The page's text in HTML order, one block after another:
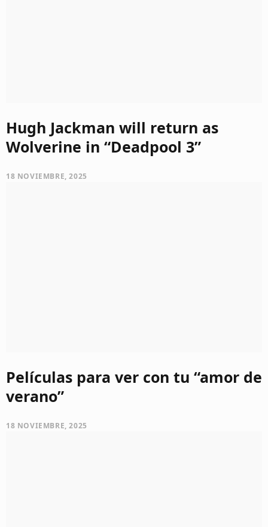
Hugh Jackman will return as
Wolverine in “Deadpool 3”
18 NOVIEMBRE, 2025
Películas para ver con tu “amor de
verano”
18 NOVIEMBRE, 2025